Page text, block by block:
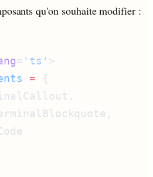
qu'on souhaite modifier :
= 'ts'
=